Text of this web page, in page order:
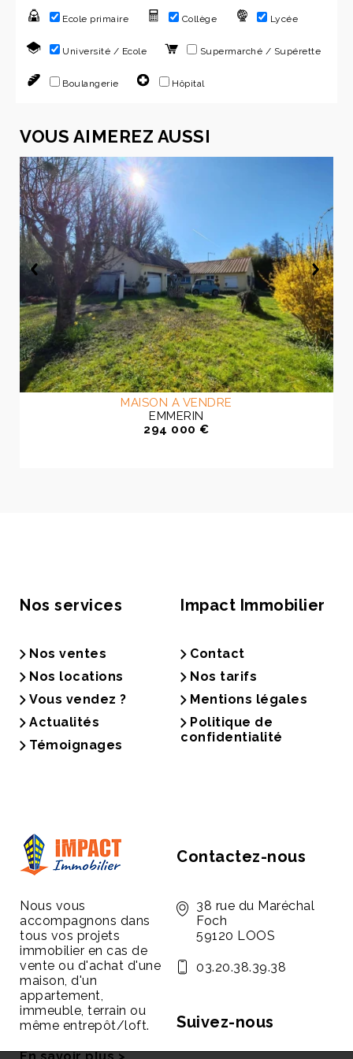
Ecole primaire Collège Lycée
Université / Ecole Supermarché / Supérette
Boulangerie Hôpital
VOUS AIMEREZ AUSSI
MAISON A VENDRE
EMMERIN
294 000 €
Nos services
Nos ventes
Nos locations
Vous vendez ?
Actualités
Témoignages
Impact Immobilier
Contact
Nos tarifs
Mentions légales
Politique de
confidentialité
Nous vous
accompagnons dans
tous vos projets
immobilier en cas de
vente ou d'achat d'une
maison, d'un
appartement,
immeuble, terrain ou
même entrepôt/loft.
En savoir plus >
Contactez-nous
38 rue du Maréchal
Foch
59120 LOOS
03.20.38.39.38
Suivez-nous